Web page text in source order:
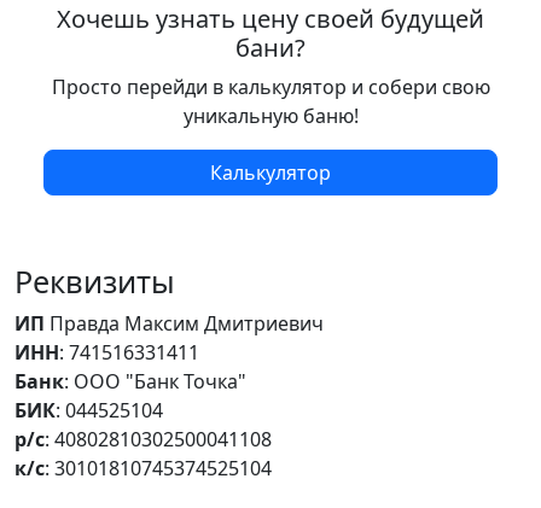
Хочешь узнать цену своей будущей
бани?
Просто перейди в калькулятор и собери свою
уникальную баню!
Калькулятор
Реквизиты
ИП Правда Максим Дмитриевич
ИНН: 741516331411
Банк: ООО "Банк Точка"
БИК: 044525104
р/с: 40802810302500041108
к/с: 30101810745374525104